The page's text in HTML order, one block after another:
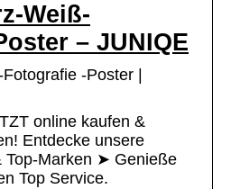
Weiß-
– JUNIQE
-Poster |
online kaufen &
Entdecke unsere
Top-Marken ➤ Genieße
Top Service.